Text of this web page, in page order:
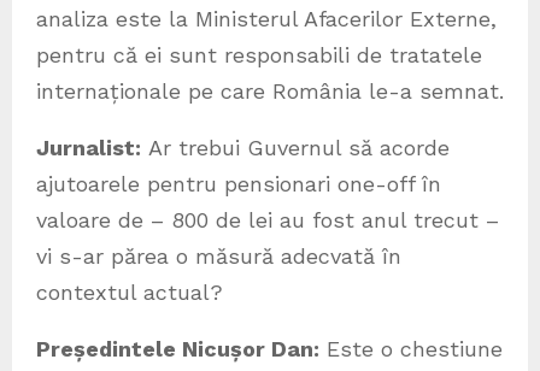
analiza este la Ministerul Afacerilor Externe,
pentru că ei sunt responsabili de tratatele
internaționale pe care România le-a semnat.
Jurnalist: Ar trebui Guvernul să acorde
ajutoarele pentru pensionari one-off în
valoare de – 800 de lei au fost anul trecut –
vi s-ar părea o măsură adecvată în
contextul actual?
Președintele Nicușor Dan: Este o chestiune